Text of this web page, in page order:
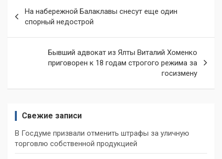
по
записям
На набережной Балаклавы снесут еще один
спорный недострой
Бывший адвокат из Ялты Виталий Хоменко
приговорен к 18 годам строгого режима за
госизмену
Свежие записи
В Госдуме призвали отменить штрафы за уличную
торговлю собственной продукцией